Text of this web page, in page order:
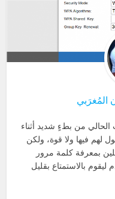
المُغرَبي
من بطءٍ شديد أثناء
لهم فيها ولا قوة، ولكن
بمعرفة كلمة مرور
بالاستمتاع بقليل